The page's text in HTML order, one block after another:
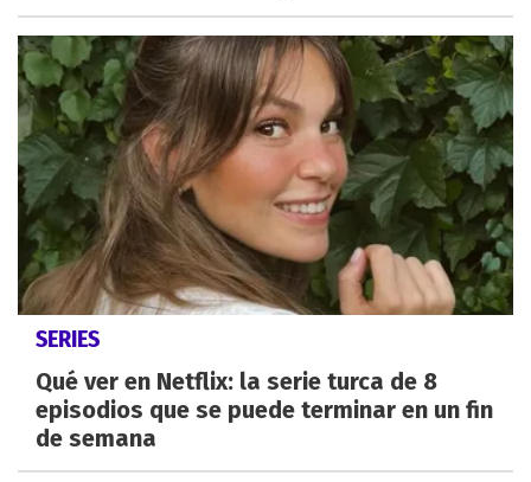
SERIES
Qué ver en Netflix: la serie turca de 8
episodios que se puede terminar en un fin
de semana